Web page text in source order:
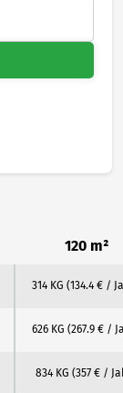
120 m²
314 KG (134.4 € /
626 KG (267.9 € /
834 KG (357 € /